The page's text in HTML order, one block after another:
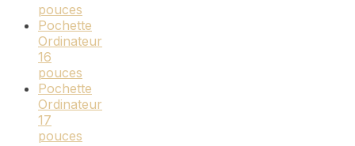
pouces
Pochette
Ordinateur
16
pouces
Pochette
Ordinateur
17
pouces